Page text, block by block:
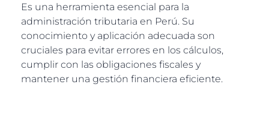
Es una herramienta esencial para la
administración tributaria en Perú. Su
conocimiento y aplicación adecuada son
cruciales para evitar errores en los cálculos,
cumplir con las obligaciones fiscales y
mantener una gestión financiera eficiente.